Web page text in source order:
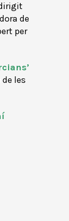
de
per
les